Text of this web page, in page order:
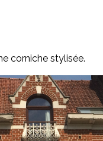
corniche stylisée.